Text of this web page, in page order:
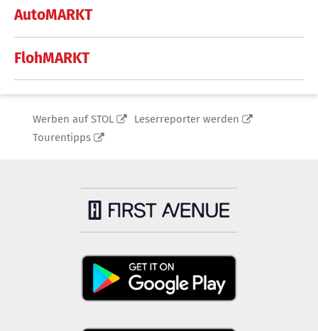
AutoMARKT
FlohMARKT
Werben auf STOL
Leserreporter werden
Tourentipps